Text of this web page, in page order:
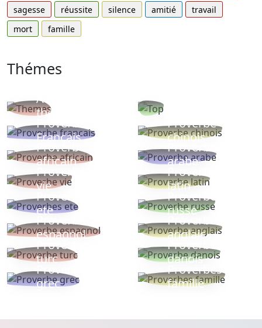
sagesse
réussite silence amitié
travail
mort
famille
Thémes
Autres
thèmes
Proverbe
Français
Proverbe
chinois
Proverbe
africain
Proverbe
arabe
Proverbe
vie
Proverbe
latin
Proverbes
ete
Proverbe
russe
Proverbe
espagnol
Proverbe
anglais
Proverbe
turc
Proverbe
danois
Proverbe
grec
Proverbes
famille